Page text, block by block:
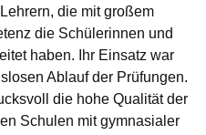
die mit großem
die Schülerinnen und
haben. Ihr Einsatz war
Ablauf der Prüfungen.
die hohe Qualität der
Schulen mit gymnasialer